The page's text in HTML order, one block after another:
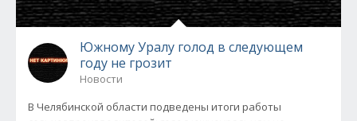
Южному Уралу голод в следующем
году не грозит
Новости
В Челябинской области подведены итоги работы